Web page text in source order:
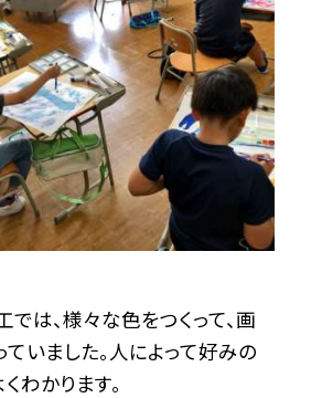
では、様々な色をつくって、画
いました。人によって好みの
わかります。